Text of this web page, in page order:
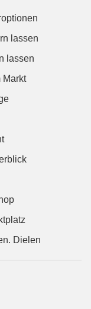
lassen
lassen
Markt
Dielen